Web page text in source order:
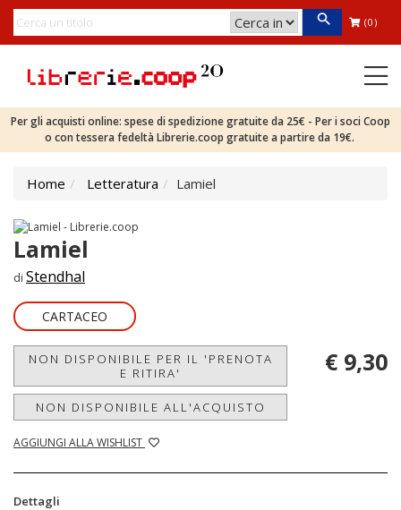
(0)
Per gli acquisti online: spese di spedizione gratuite da 25€ - Per i soci Coop
o con tessera fedeltà Librerie.coop gratuite a partire da 19€.
Home Letteratura Lamiel
Lamiel
di Stendhal
CARTACEO
NON DISPONIBILE PER IL 'PRENOTA
E RITIRA'
NON DISPONIBILE ALL'ACQUISTO
AGGIUNGI ALLA WISHLIST
€ 9,30
Dettagli